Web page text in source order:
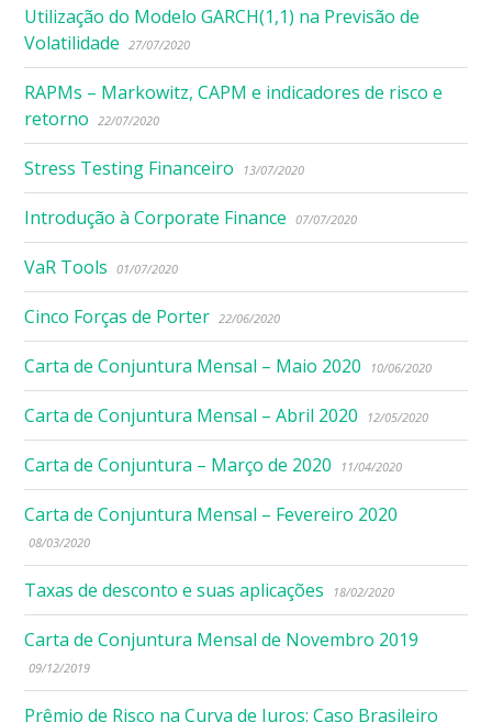
Utilização do Modelo GARCH(1,1) na Previsão de
Volatilidade
27/07/2020
RAPMs – Markowitz, CAPM e indicadores de risco e
retorno
22/07/2020
Stress Testing Financeiro 13/07/2020
Introdução à Corporate Finance 07/07/2020
VaR Tools 01/07/2020
Cinco Forças de Porter 22/06/2020
Carta de Conjuntura Mensal – Maio 2020 10/06/2020
Carta de Conjuntura Mensal – Abril 2020 12/05/2020
Carta de Conjuntura – Março de 2020 11/04/2020
Carta de Conjuntura Mensal – Fevereiro 2020
08/03/2020
Taxas de desconto e suas aplicações 18/02/2020
Carta de Conjuntura Mensal de Novembro 2019
09/12/2019
Prêmio de Risco na Curva de Juros: Caso Brasileiro